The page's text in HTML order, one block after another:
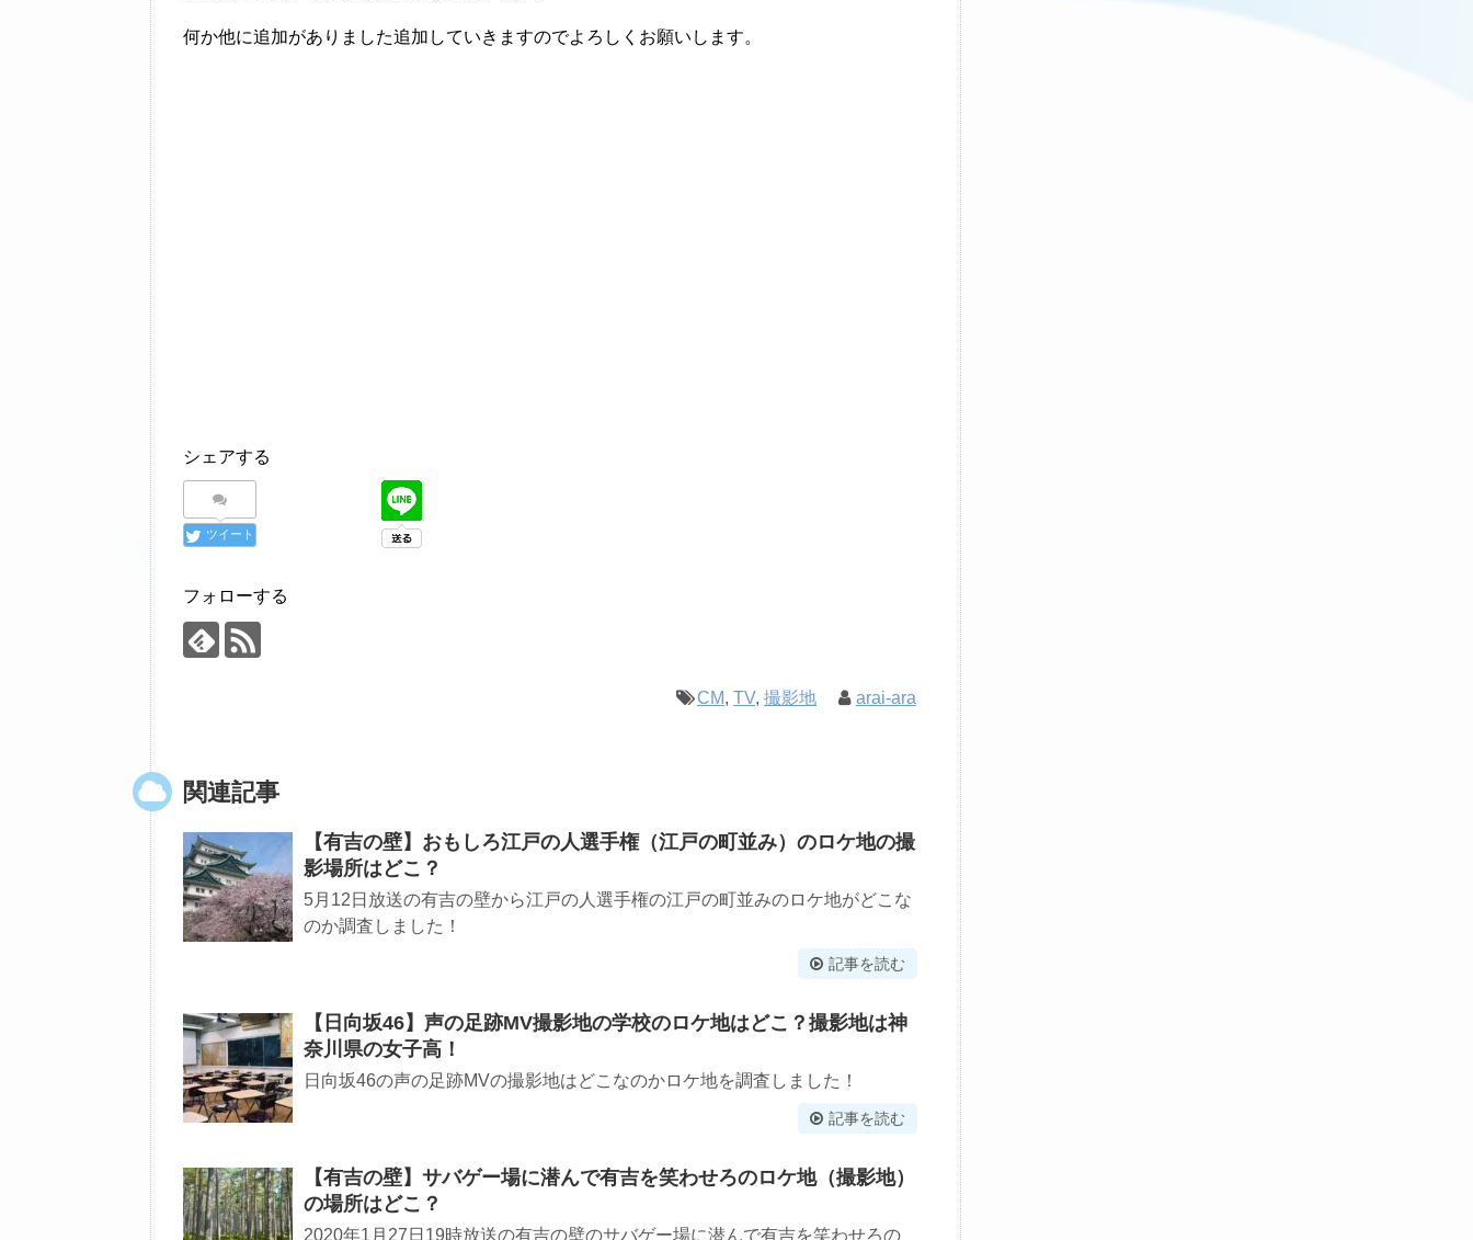
何か他に追加がありました追加していきますのでよろしくお願いします。
シェアする
ツイート
フォローする
CM,TV,撮影地 arai-ara
関連記事
【有吉の壁】おもしろ江戸の人選手権（江戸の町並み）のロケ地の撮
影場所はどこ？
5月12日放送の有吉の壁から江戸の人選手権の江戸の町並みのロケ地がどこな
のか調査しました！
記事を読む
【日向坂46】声の足跡MV撮影地の学校のロケ地はどこ？撮影地は神
奈川県の女子高！
日向坂46の声の足跡MVの撮影地はどこなのかロケ地を調査しました！
記事を読む
【有吉の壁】サバゲー場に潜んで有吉を笑わせろのロケ地（撮影地）
の場所はどこ？
2020年1月27日19時放送の有吉の壁のサバゲー場に潜んで有吉を笑わせろの